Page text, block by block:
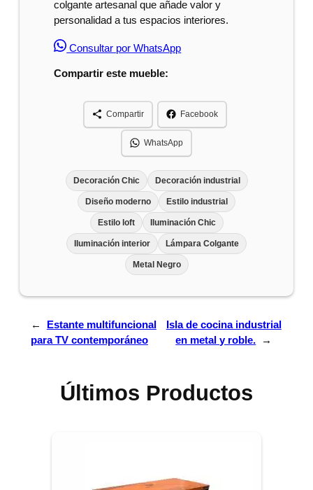
colgante artesanal que añade valor y
personalidad a tus espacios interiores.
Consultar por WhatsApp
Compartir este mueble:
Compartir Facebook
WhatsApp
Decoración Chic Decoración industrial
Diseño moderno Estilo industrial
Estilo loft Iluminación Chic
Iluminación interior Lámpara Colgante
Metal Negro
←
Estante multifuncional
para TV contemporáneo
Isla de cocina industrial
en metal y roble.
→
Últimos Productos